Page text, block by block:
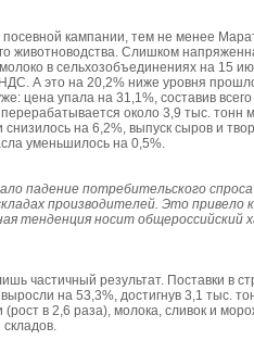
кампании, тем не менее
животноводства. Слишком
в сельхозобъединениях на 15
А это на 20,2% ниже уровня
цена упала на 31,1%, составив
около 3,9 тыс. тонн
на 6,2%, выпуск сыров и
уменьшилось на 0,5%.
падение потребительского
производителей. Это привело к
тенденция носит общероссийский
частичный результат. Поставки в
на 53,3%, достигнув 3,1 тыс.
в 2,6 раза), молока, сливок и
складов.